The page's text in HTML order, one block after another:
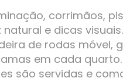
corrimãos,
e dicas visuais.
de rodas móvel,
em cada
são servidas e